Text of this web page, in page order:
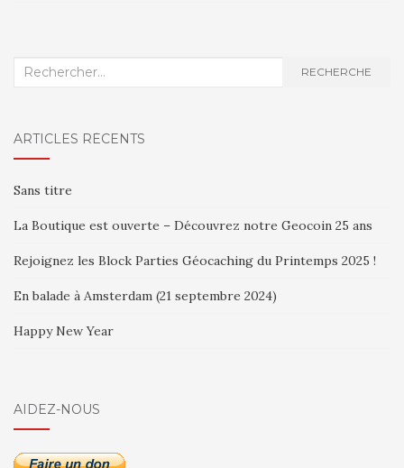
Recherche
RECHERCHE
ARTICLES RÉCENTS
Sans titre
La Boutique est ouverte – Découvrez notre Geocoin 25 ans
Rejoignez les Block Parties Géocaching du Printemps 2025 !
En balade à Amsterdam (21 septembre 2024)
Happy New Year
AIDEZ-NOUS